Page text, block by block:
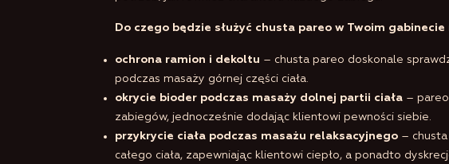
Do czego będzie służyć chusta pareo w Twoim gabinecie
ochrona ramion i dekoltu – chusta pareo doskonale
podczas masaży górnej części ciała.
okrycie bioder podczas masaży dolnej partii ciała –
zabiegów, jednocześnie dodając klientowi pewności siebie.
przykrycie ciała podczas masażu relaksacyjnego –
całego ciała, zapewniając klientowi ciepło, a ponadto